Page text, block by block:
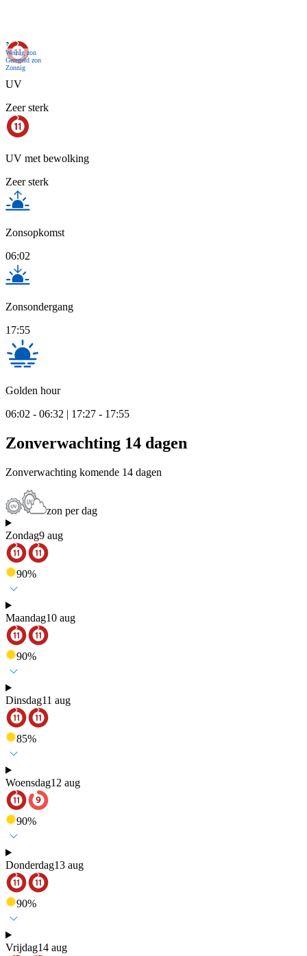
Nu
Weinig zon
Geregeld zon
Zonnig
UV
Zeer sterk
UV met bewolking
Zeer sterk
Zonsopkomst
06:02
Zonsondergang
17:55
Golden hour
06:02 - 06:32 | 17:27 - 17:55
Zonverwachting 14 dagen
Zonverwachting komende 14 dagen
zon per dag
Zondag9 aug
90%
Maandag10 aug
90%
Dinsdag11 aug
85%
Woensdag12 aug
90%
Donderdag13 aug
90%
Vrijdag14 aug